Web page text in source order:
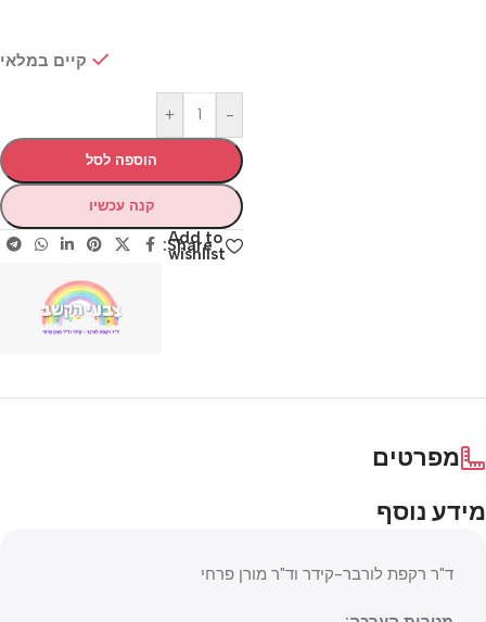
קיים במלאי
-
+
הוספה לסל
קנה עכשיו
Add to
wishlist
Share:
מפרטים
מידע נוסף
ד"ר רקפת לורבר-קידר וד"ר מורן פרחי